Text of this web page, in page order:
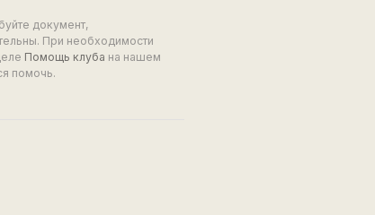
документ,
При необходимости
Помощь клуба на нашем
помочь.